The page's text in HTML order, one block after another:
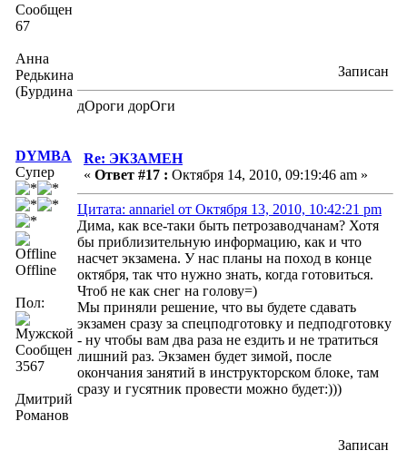
Сообщений:
67
Анна
Редькина
(Бурдина)
Записан
дОроги дорОги
DYMBA
Супер
Offline
Пол:
Сообщений:
3567
Дмитрий
Романов
Re: ЭКЗАМЕН
« Ответ #17 : Октября 14, 2010, 09:19:46 am »
Цитата: annariel от Октября 13, 2010, 10:42:21 pm
Дима, как все-таки быть петрозаводчанам? Хотя
бы приблизительную информацию, как и что
насчет экзамена. У нас планы на поход в конце
октября, так что нужно знать, когда готовиться.
Чтоб не как снег на голову=)
Мы приняли решение, что вы будете сдавать
экзамен сразу за спецподготовку и педподготовку
- ну чтобы вам два раза не ездить и не тратиться
лишний раз. Экзамен будет зимой, после
окончания занятий в инструкторском блоке, там
сразу и гусятник провести можно будет:)))
Записан